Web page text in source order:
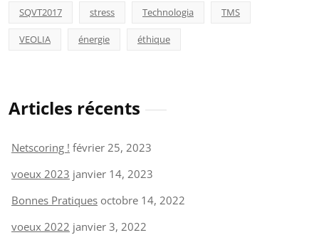
SQVT2017 stress Technologia TMS
VEOLIA énergie éthique
Articles récents
Netscoring ! février 25, 2023
voeux 2023 janvier 14, 2023
Bonnes Pratiques octobre 14, 2022
voeux 2022 janvier 3, 2022